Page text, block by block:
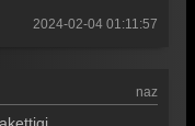
2024-02-04 01:11:57
naz